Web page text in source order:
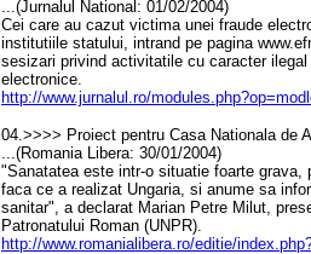
...(Jurnalul National: 01/02/2004)
Cei care au cazut victima unei fraude
institutiile statului, intrand pe pagina
sesizari privind activitatile cu caracter
electronice.
http://www.jurnalul.ro/
04.>>>> Proiect pentru Casa Nationala de
...(Romania Libera: 30/01/2004)
"Sanatatea este intr-o situatie foarte grava,
faca ce a realizat Ungaria, si anume sa
sanitar", a declarat Marian Petre Milut,
Patronatului Roman (UNPR).
http://www.romanialibera.ro/editie/